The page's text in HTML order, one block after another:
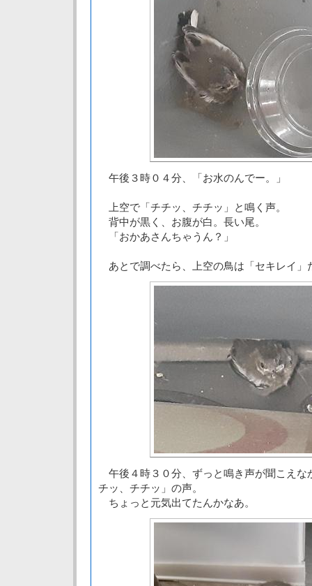
午後３時０４分、「お水のんでー。」
上空で「チチッ、チチッ」と鳴く声。
背中が黒く、お腹が白。長い尾。
「おかあさんちゃうん？」
あとで調べたら、上空の鳥は「セキレイ」
午後４時３０分、ずっと鳴き声が聞こえな
チッ、チチッ」の声。
ちょっと元気出てたんかなあ。